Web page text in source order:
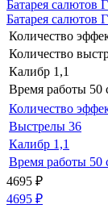
Батарея
Батарея
Количество
Количество
Калибр 1,1
Время работы 50
Количество
Выстрелы 36
Калибр 1,1
Время работы 50
4695 ₽
4695 ₽